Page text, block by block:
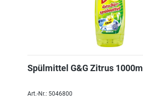
Spülmittel G&G Zitrus 1000ml
Art.-Nr.: 5046800